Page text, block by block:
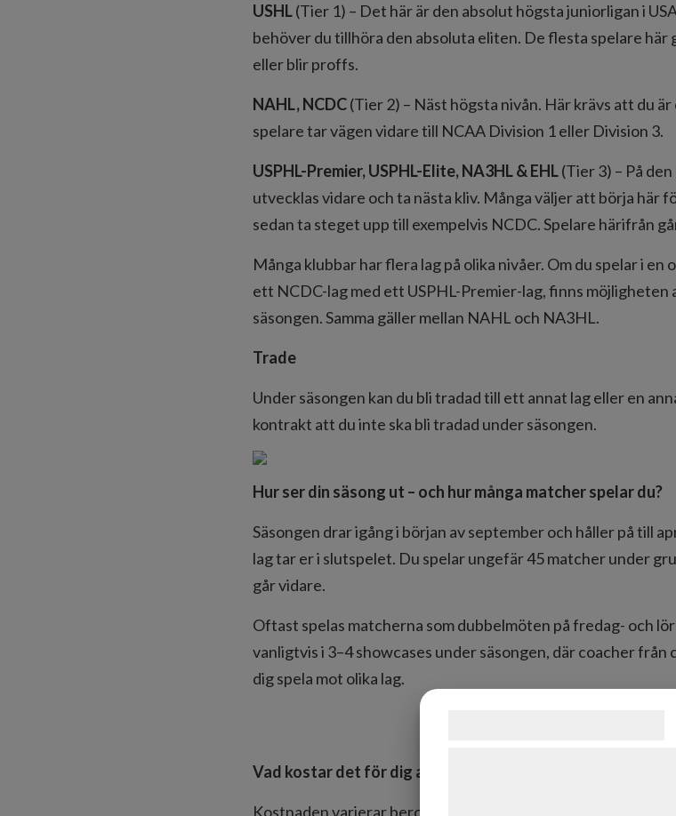
USHL(Tier 1) – Det här är den absolut högsta juniorligan i
behöver du tillhöra den absoluta eliten. De flesta spelare här
eller blir proffs.
NAHL, NCDC(Tier 2) – Näst högsta nivån. Här krävs att du
spelare tar vägen vidare till NCAA Division 1 eller Division 3.
USPHL-Premier, USPHL-Elite, NA3HL & EHL(Tier 3) – På
utvecklas vidare och ta nästa kliv. Många väljer att börja här
sedan ta steget upp till exempelvis NCDC. Spelare härifrån
Många klubbar har flera lag på olika nivåer. Om du spelar i
ett NCDC-lag med ett USPHL-Premier-lag, finns
säsongen. Samma gäller mellan NAHL och NA3HL.
Trade
Under säsongen kan du bli tradad till ett annat lag eller en
kontrakt att du inte ska bli tradad under säsongen.
Hur ser din säsong ut – och hur många matcher spelar du?
Säsongen drar igång i början av september och håller på till
lag tar er i slutspelet. Du spelar ungefär 45 matcher under
går vidare.
Oftast spelas matcherna som dubbelmöten på fredag- och
vanligtvis i 3–4 showcases under säsongen, där coacher från
dig spela mot olika lag.
Vad kostar det för dig att spela juniorhockey i USA?
Kostnaden varierar beroende på vilken liga du spelar i: